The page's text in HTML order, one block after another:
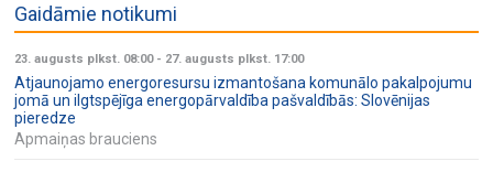
n
Gaidāmie notikumi
23. augusts plkst. 08:00- 27. augusts plkst. 17:00
Atjaunojamo energoresursu izmantošana komunālo pakalpojumu
jomā un ilgtspējīga energopārvaldība pašvaldībās: Slovēnijas
pieredze
Apmaiņas brauciens